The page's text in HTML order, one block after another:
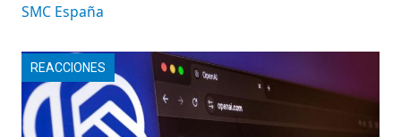
SMC España
REACCIONES